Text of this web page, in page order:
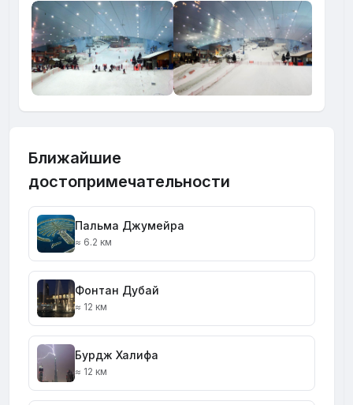
Ближайшие
достопримечательности
Пальма Джумейра
≈ 6.2 км
Фонтан Дубай
≈ 12 км
Бурдж Халифа
≈ 12 км